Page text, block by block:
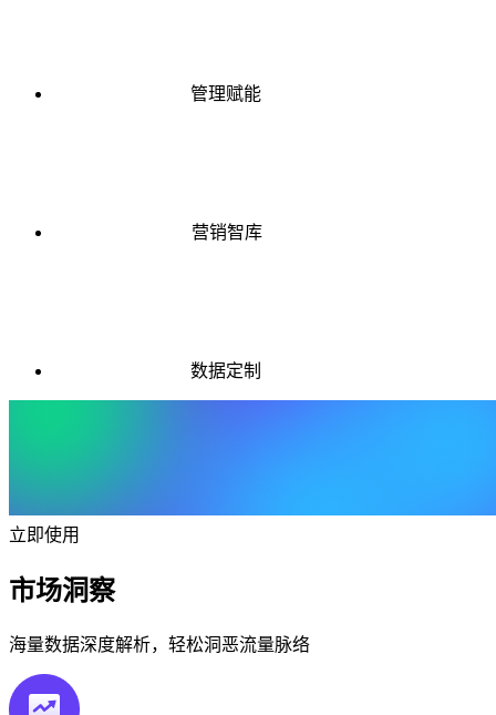
管理赋能
营销智库
数据定制
立即使用
市场洞察
海量数据深度解析，轻松洞恶流量脉络